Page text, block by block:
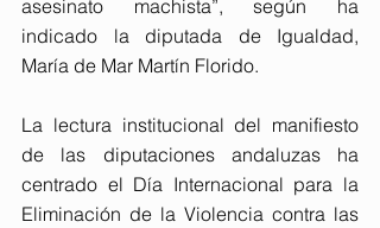
asesinato machista”, según ha
indicado la diputada de Igualdad,
María de Mar Martín Florido.
La lectura institucional del manifiesto
de las diputaciones andaluzas ha
centrado el Día Internacional para la
Eliminación de la Violencia contra las